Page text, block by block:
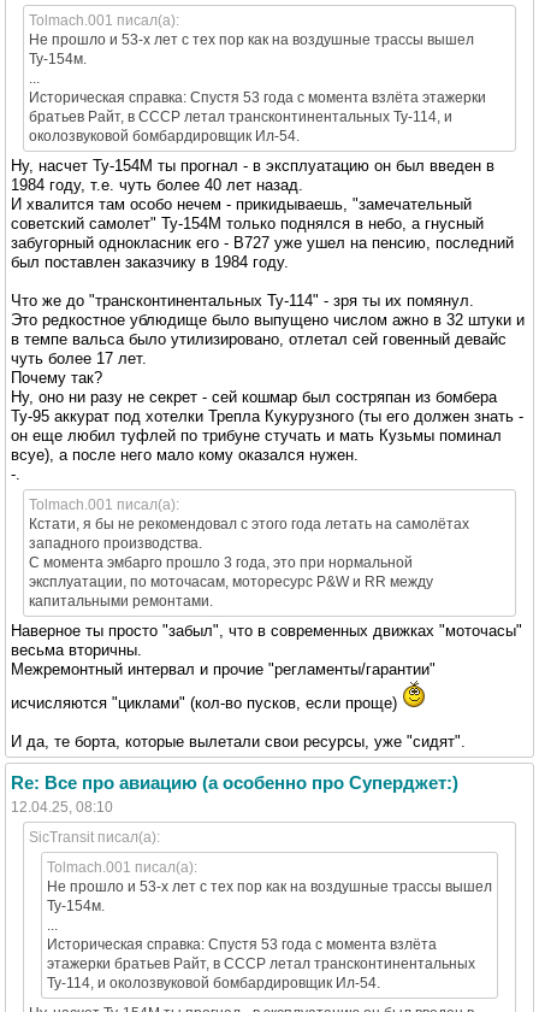
Tolmach.001 писал(а):
Не прошло и 53-х лет с тех пор как на воздушные трассы вышел
Ту-154м.
Историческая справка: Спустя 53 года с момента взлёта этажерки
братьев Райт, в СССР летал трансконтинентальных Ту-114, и
околозвуковой бомбардировщик Ил-54.
Ну, насчет Ту-154М ты прогнал - в эксплуатацию он был введен в
1984 году, т.е. чуть более 40 лет назад.
И хвалится там особо нечем - прикидываешь, "замечательный
советский самолет" Ту-154М только поднялся в небо, а гнусный
забугорный однокласник его - В727 уже ушел на пенсию, последний
был поставлен заказчику в 1984 году.
Что же до "трансконтинентальных Ту-114" - зря ты их помянул.
Это редкостное ублюдище было выпущено числом ажно в 32 штуки и
в темпе вальса было утилизировано, отлетал сей говенный девайс
чуть более 17 лет.
Почему так?
Ну, оно ни разу не секрет - сей кошмар был состряпан из бомбера
Ту-95 аккурат под хотелки Трепла Кукурузного (ты его должен знать -
он еще любил туфлей по трибуне стучать и мать Кузьмы поминал
всуе), а после него мало кому оказался нужен.
-.
Tolmach.001 писал(а):
Кстати, я бы не рекомендовал с этого года летать на самолётах
западного производства.
С момента эмбарго прошло 3 года, это при нормальной
эксплуатации, по моточасам, моторесурс P&W и RR между
капитальными ремонтами.
Наверное ты просто "забыл", что в современных движках "моточасы"
весьма вторичны.
Межремонтный интервал и прочие "регламенты/гарантии"
исчисляются "циклами" (кол-во пусков, если проще)
И да, те борта, которые вылетали свои ресурсы, уже "сидят".
Re: Все про авиацию (а особенно про Суперджет:)
12.04.25, 08:10
SicTransit писал(а):
Tolmach.001 писал(а):
Не прошло и 53-х лет с тех пор как на воздушные трассы вышел
Ту-154м.
Историческая справка: Спустя 53 года с момента взлёта
этажерки братьев Райт, в СССР летал трансконтинентальных
Ту-114, и околозвуковой бомбардировщик Ил-54.